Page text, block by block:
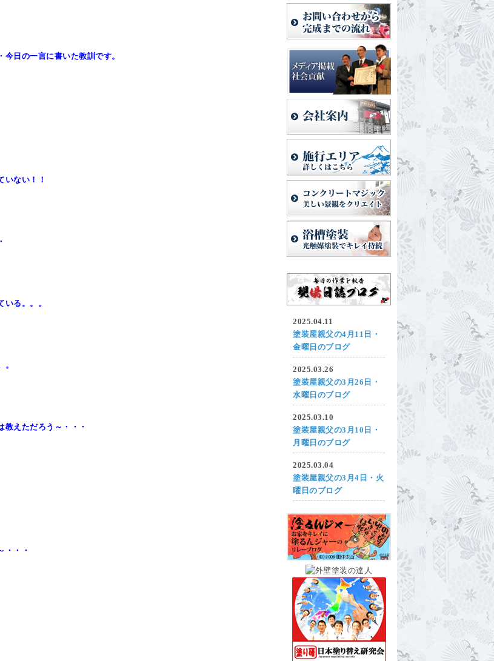
日の一言に書いた教訓です。
いない！！
る。。。
ただろう～・・・
・・・
2025.04.11
塗装屋親父の4月11日・
金曜日のブログ
2025.03.26
塗装屋親父の3月26日・
水曜日のブログ
2025.03.10
塗装屋親父の3月10日・
月曜日のブログ
2025.03.04
塗装屋親父の3月4日・火
曜日のブログ